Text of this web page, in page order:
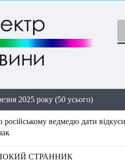
2025 року (50 усього)
ведмедю дати
СТРАННИК